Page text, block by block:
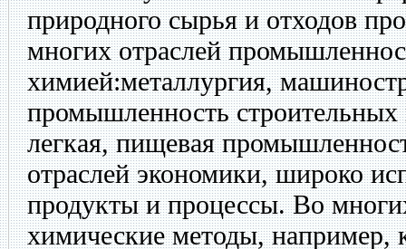
природного сырья и отходов
многих отраслей
химией:металлургия,
промышленность строительных
легкая, пищевая
отраслей экономики, широко
продукты и процессы. Во
химические методы, например,